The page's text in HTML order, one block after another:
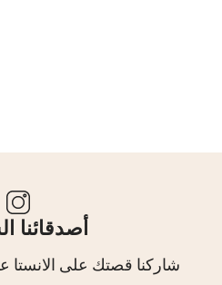
أصدقائنا
شاركنا قصتك على الانستا